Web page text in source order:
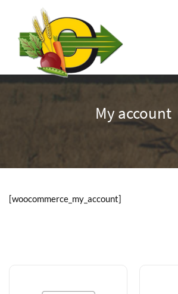
My account
[woocommerce_my_account]